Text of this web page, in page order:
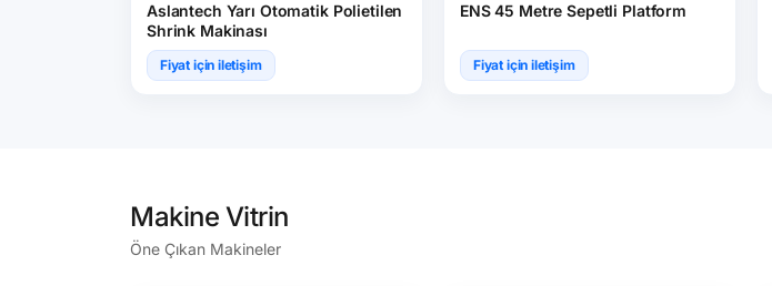
Aslantech Yarı Otomatik Polietilen
Shrink Makinası
Fiyat için iletişim
ENS 45 Metre Sepetli Platform
Fiyat için iletişim
Makine Vitrin
Öne Çıkan Makineler